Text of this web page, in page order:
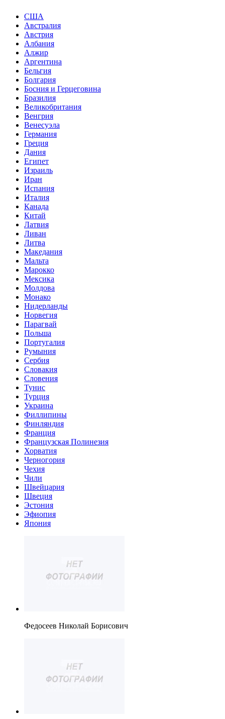
США
Австралия
Австрия
Албания
Алжир
Аргентина
Бельгия
Болгария
Босния и Герцеговина
Бразилия
Великобритания
Венгрия
Венесуэла
Германия
Греция
Дания
Египет
Израиль
Иран
Испания
Италия
Канада
Китай
Латвия
Ливан
Литва
Македания
Мальта
Марокко
Мексика
Молдова
Монако
Нидерланды
Норвегия
Парагвай
Польша
Португалия
Румыния
Сербия
Словакия
Словения
Тунис
Турция
Украина
Филлипины
Финляндия
Франция
Французская Полинезия
Хорватия
Черногория
Чехия
Чили
Швейцария
Швеция
Эстония
Эфиопия
Япония
Федосеев Николай Борисович